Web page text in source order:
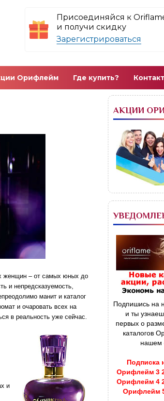
Присоединяйся к
и получи скидку
Зарегистрироваться
Орифлейм Где купить?
женщин – от самых юных до
и непредсказуемость,
манит и каталог
и очаровать всех на
в реальность уже сейчас.
и
АКЦИИ
Подпишись на
и ты
первых о
каталогов
нашем
Подписка
Орифлейм 3
Орифлейм 4
Орифлейм